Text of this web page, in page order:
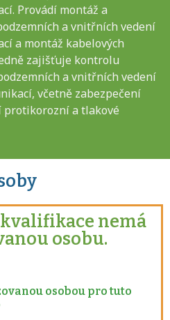
Provádí montáž a
a vnitřních vedení
a montáž kabelových
zajišťuje kontrolu
a vnitřních vedení
včetně zabezpečení
a tlakové
nemá
osobu.
osobou pro tuto